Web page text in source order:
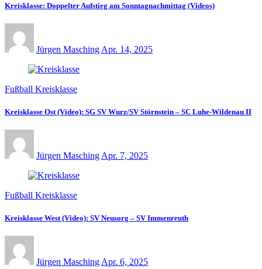
Kreisklasse: Doppelter Aufstieg am Sonntagnachmittag (Videos)
Jürgen Masching Apr. 14, 2025
Fußball Kreisklasse
Kreisklasse Ost (Video): SG SV Wurz/SV Störnstein – SC Luhe-Wildenau II
Jürgen Masching Apr. 7, 2025
Fußball Kreisklasse
Kreisklasse West (Video): SV Neusorg – SV Immenreuth
Jürgen MaschingApr. 6, 2025